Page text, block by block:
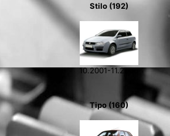
Stilo (192)
10.2001-11.2006
Tipo (160)